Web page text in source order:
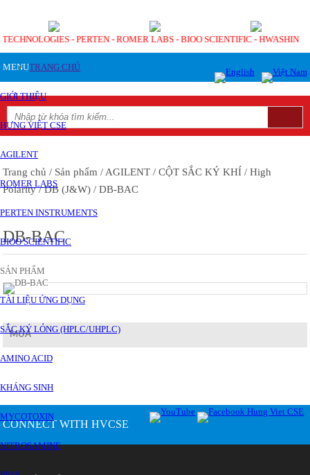
TECHNOLOGIES - PERTEN - ROMER LABS - BIOO SCIENTIFIC - HWASHIN
MENUTRANG CHỦ
GIỚI THIỆU
HƯNG VIỆT CSE
AGILENT
ROMER LABS
PERTEN INSTRUMENTS
BIOO SCIENTIFIC
SẢN PHẨM
TÀI LIỆU ỨNG DỤNG
SẮC KÝ LỎNG (HPLC/UHPLC)
AMINO ACID
KHÁNG SINH
MYCOTOXIN
NITROSAMINE
Trang chủ / Sản phẩm / AGILENT / CỘT SẮC KÝ KHÍ / High
Polarity/ DB (J&W) / DB-BAC
DB-BAC
MUA
CONNECT WITH HVCSE